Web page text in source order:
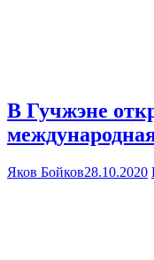
В Гучжэне
Яков Бойков28.10.2020